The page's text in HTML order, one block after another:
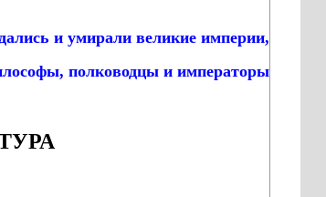
и умирали великие империи,
полководцы и императоры